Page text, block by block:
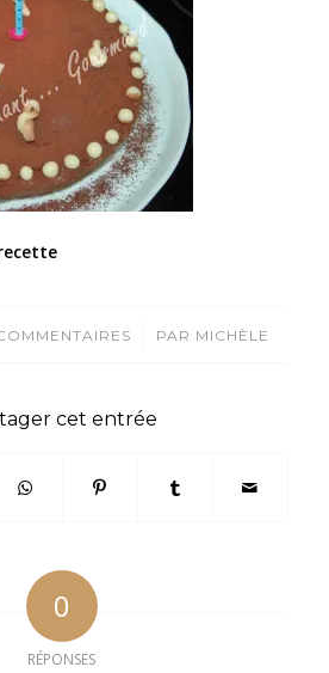
/ PAR MICHÈLE
cet entrée
0
RÉPONSES